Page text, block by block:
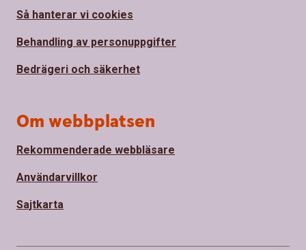
Så hanterar vi cookies
Behandling av personuppgifter
Bedrägeri och säkerhet
Om webbplatsen
Rekommenderade webbläsare
Användarvillkor
Sajtkarta